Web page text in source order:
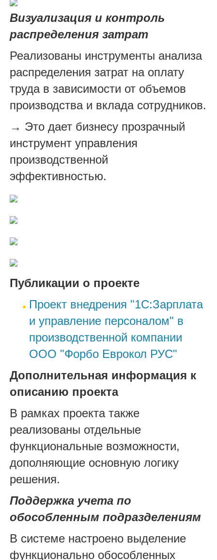
Визуализация и контроль
распределения затрат
Реализованы инструменты анализа
распределения затрат на оплату
труда в зависимости от объемов
производства и вклада сотрудников.
→ Это дает бизнесу прозрачный
инструмент управления
производственной
эффективностью.
Публикации о проекте
Проект внедрения "1С:Зарплата
и управление персоналом" в
производственной компании
ООО "Форбо Еврокол РУС"
Дополнительная информация к
описанию проекта
В рамках проекта также
реализованы отдельные
функциональные возможности,
дополняющие основную логику
решения.
Поддержка учета по
обособленным подразделениям
В системе настроено выделение
функционально обособленных